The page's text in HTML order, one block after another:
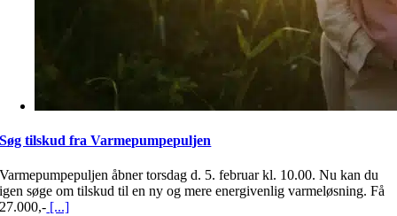
Søg tilskud fra Varmepumpepuljen
Varmepumpepuljen åbner torsdag d. 5. februar kl. 10.00. Nu kan du
igen søge om tilskud til en ny og mere energivenlig varmeløsning. Få
27.000,- [...]